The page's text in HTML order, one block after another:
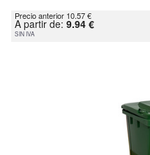
Precio anterior 10.57 €
A partir de: 9.94 €
SIN IVA